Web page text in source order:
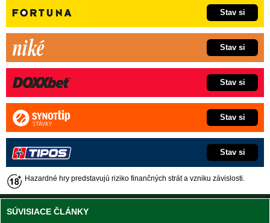
Stav si
Stav si
Stav si
Stav si
Stav si
Hazardné hry predstavujú riziko finančných strát a vzniku závislosti.
SÚVISIACE ČLÁNKY